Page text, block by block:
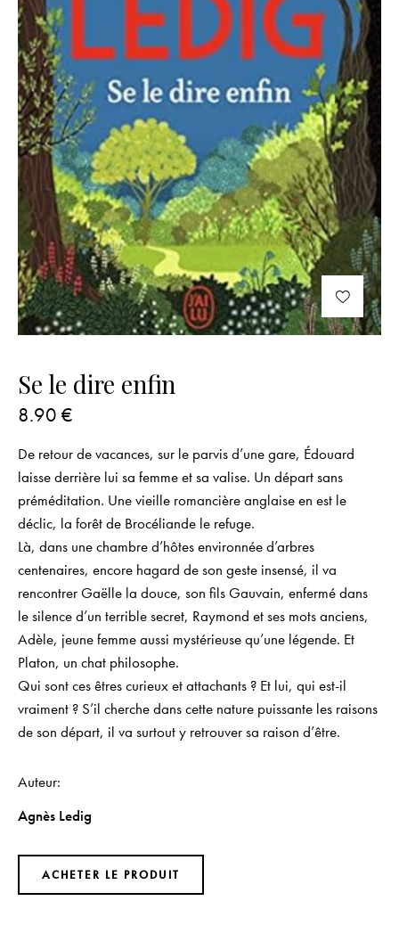
Se le dire enfin
8.90 €
De retour de vacances, sur le parvis d’une gare, Édouard
laisse derrière lui sa femme et sa valise. Un départ sans
préméditation. Une vieille romancière anglaise en est le
déclic, la forêt de Brocéliande le refuge.
Là, dans une chambre d’hôtes environnée d’arbres
centenaires, encore hagard de son geste insensé, il va
rencontrer Gaëlle la douce, son fils Gauvain, enfermé dans
le silence d’un terrible secret, Raymond et ses mots anciens,
Adèle, jeune femme aussi mystérieuse qu’une légende. Et
Platon, un chat philosophe.
Qui sont ces êtres curieux et attachants ? Et lui, qui est-il
vraiment ? S’il cherche dans cette nature puissante les raisons
de son départ, il va surtout y retrouver sa raison d’être.
Auteur
Agnès Ledig
ACHETER LE PRODUIT